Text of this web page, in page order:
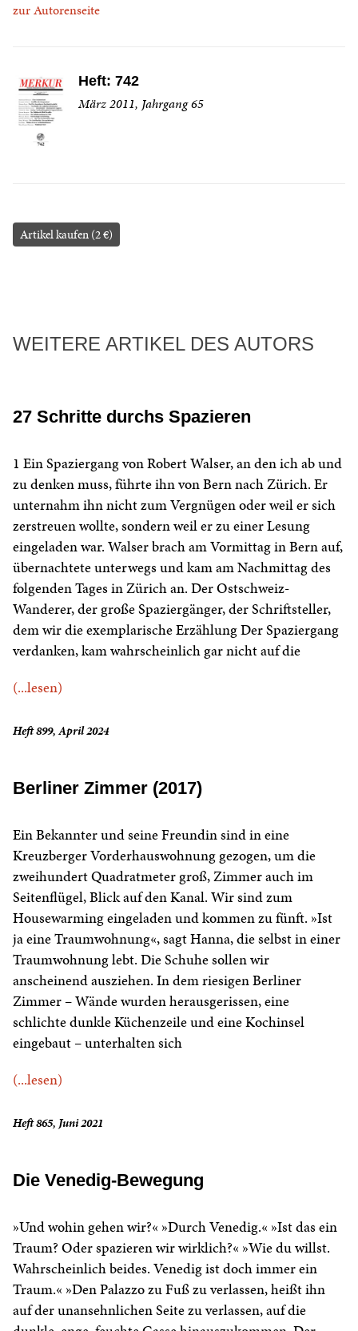
zur Autorenseite
Heft: 742
März 2011, Jahrgang 65
Artikel kaufen (2 €)
WEITERE ARTIKEL DES AUTORS
27 Schritte durchs Spazieren
1 Ein Spaziergang von Robert Walser, an den ich ab und
zu denken muss, führte ihn von Bern nach Zürich. Er
unternahm ihn nicht zum Vergnügen oder weil er sich
zerstreuen wollte, sondern weil er zu einer Lesung
eingeladen war. Walser brach am Vormittag in Bern auf,
übernachtete unterwegs und kam am Nachmittag des
folgenden Tages in Zürich an. Der Ostschweiz-
Wanderer, der große Spaziergänger, der Schriftsteller,
dem wir die exemplarische Erzählung Der Spaziergang
verdanken, kam wahrscheinlich gar nicht auf die
(...lesen)
Heft 899, April 2024
Berliner Zimmer (2017)
Ein Bekannter und seine Freundin sind in eine
Kreuzberger Vorderhauswohnung gezogen, um die
zweihundert Quadratmeter groß, Zimmer auch im
Seitenflügel, Blick auf den Kanal. Wir sind zum
Housewarming eingeladen und kommen zu fünft. »Ist
ja eine Traumwohnung«, sagt Hanna, die selbst in einer
Traumwohnung lebt. Die Schuhe sollen wir
anscheinend ausziehen. In dem riesigen Berliner
Zimmer – Wände wurden herausgerissen, eine
schlichte dunkle Küchenzeile und eine Kochinsel
eingebaut – unterhalten sich
(...lesen)
Heft 865, Juni 2021
Die Venedig-Bewegung
»Und wohin gehen wir?« »Durch Venedig.« »Ist das ein
Traum? Oder spazieren wir wirklich?« »Wie du willst.
Wahrscheinlich beides. Venedig ist doch immer ein
Traum.« »Den Palazzo zu Fuß zu verlassen, heißt ihn
auf der unansehnlichen Seite zu verlassen, auf die